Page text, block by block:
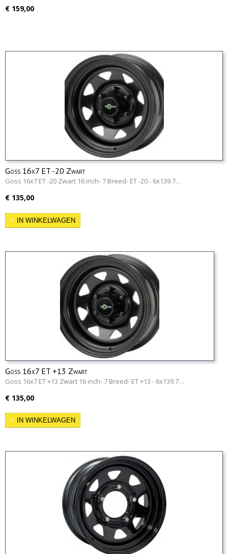
€ 159,00
Goss 16x7 ET -20 Zwart
Goss 16x7 ET -20 Zwart 16 inch- 7 Breed- ET -20 - 6x139.7…
€ 135,00
IN WINKELWAGEN
Goss 16x7 ET +13 Zwart
Goss 16x7 ET +13 Zwart 16 inch- 7 Breed- ET +13 - 6x139.7…
€ 135,00
IN WINKELWAGEN